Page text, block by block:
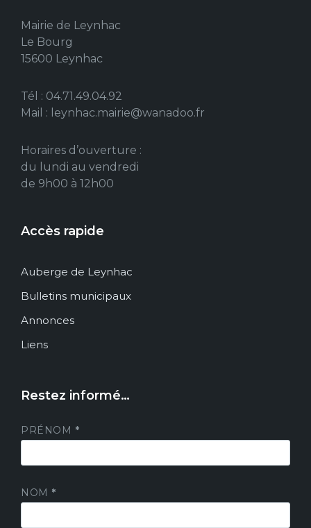
Mairie de Leynhac
Le Bourg
15600 Leynhac
Tél : 04.71.49.04.92
Mail : leynhac.mairie@wanadoo.fr
Horaires d’ouverture :
du lundi au vendredi
de 9h00 à 12h00
Accès rapide
Auberge de Leynhac
Bulletins municipaux
Annonces
Liens
Restez informé…
PRÉNOM *
NOM *